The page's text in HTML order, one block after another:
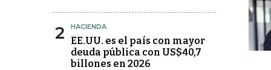
2 HACIENDA
EE.UU. es el país con mayor
deuda pública con US$40,7
billones en 2026